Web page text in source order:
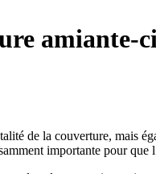
amiante-
de la couverture, mais
importante pour que